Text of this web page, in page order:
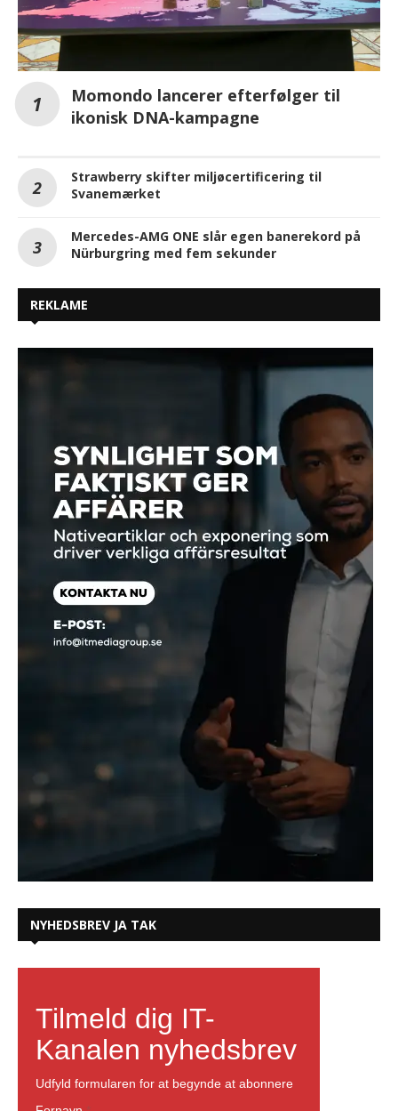
Momondo lancerer efterfølger til
ikonisk DNA-kampagne
Strawberry skifter miljøcertificering til
Svanemærket
Mercedes-AMG ONE slår egen banerekord på
Nürburgring med fem sekunder
REKLAME
NYHEDSBREV JA TAK